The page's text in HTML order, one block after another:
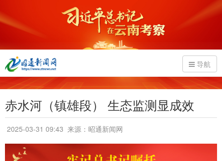
导航
赤水河（镇雄段） 生态监测显成效
2025-03-31 09:43 来源：昭通新闻网